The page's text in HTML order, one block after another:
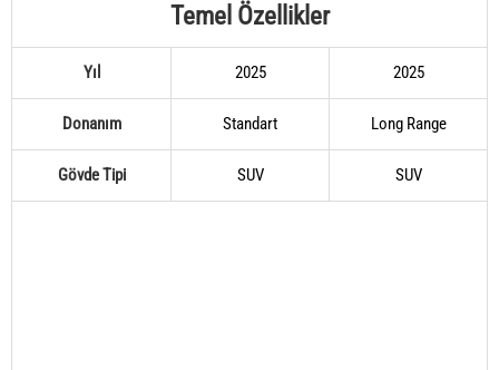
Temel Özellikler
Yıl 2025 2025
Donanım Standart Long Range
Gövde Tipi SUV SUV